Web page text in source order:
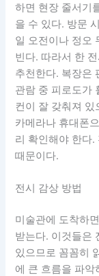
하면 현장 줄서기
을 수 있다. 방문
일 오전이나 정오
빈다. 따라서 한
추천한다. 복장은
관람 중 피로도가
컨이 잘 갖춰져
카메라나 휴대폰
리 확인해야 한다.
때문이다.
전시 감상 방법
미술관에 도착하
받는다. 이것들은
있으므로 꼼꼼히
에 큰 흐름을 파악